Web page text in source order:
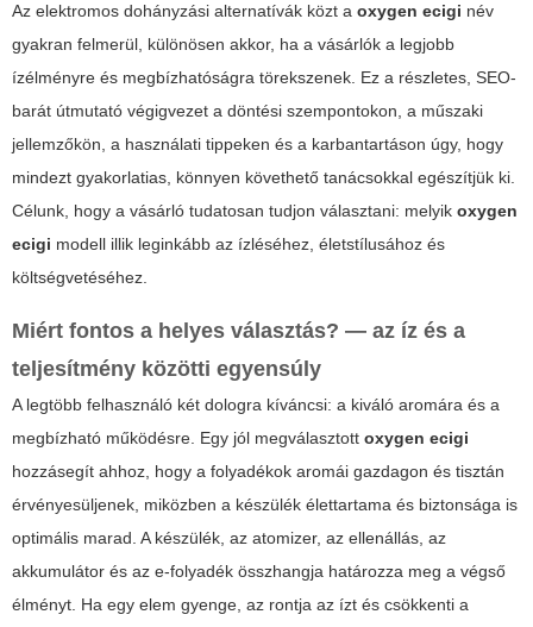
Az elektromos dohányzási alternatívák közt a oxygen ecigi név
gyakran felmerül, különösen akkor, ha a vásárlók a legjobb
ízélményre és megbízhatóságra törekszenek. Ez a részletes, SEO-
barát útmutató végigvezet a döntési szempontokon, a műszaki
jellemzőkön, a használati tippeken és a karbantartáson úgy, hogy
mindezt gyakorlatias, könnyen követhető tanácsokkal egészítjük ki.
Célunk, hogy a vásárló tudatosan tudjon választani: melyik oxygen
ecigi modell illik leginkább az ízléséhez, életstílusához és
költségvetéséhez.
Miért fontos a helyes választás? — az íz és a
teljesítmény közötti egyensúly
A legtöbb felhasználó két dologra kíváncsi: a kiváló aromára és a
megbízható működésre. Egy jól megválasztott oxygen ecigi
hozzásegít ahhoz, hogy a folyadékok aromái gazdagon és tisztán
érvényesüljenek, miközben a készülék élettartama és biztonsága is
optimális marad. A készülék, az atomizer, az ellenállás, az
akkumulátor és az e-folyadék összhangja határozza meg a végső
élményt. Ha egy elem gyenge, az rontja az ízt és csökkenti a